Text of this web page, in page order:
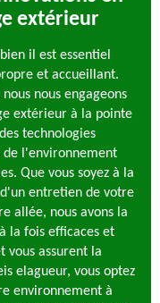
extérieur
il est essentiel
et accueillant.
nous engageons
extérieur à la pointe
technologies
de l'environnement
Que vous soyez à la
entretien de votre
allée, nous avons la
la fois efficaces et
vous assurent la
elagueur, vous optez
environnement à